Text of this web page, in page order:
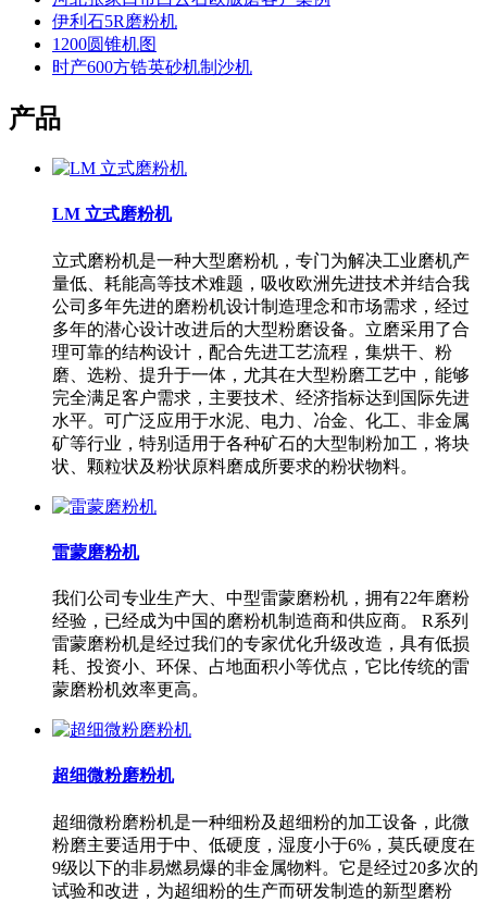
伊利石5R磨粉机
1200圆锥机图
时产600方锆英砂机制沙机
产品
LM 立式磨粉机
立式磨粉机是一种大型磨粉机，专门为解决工业磨机产
量低、耗能高等技术难题，吸收欧洲先进技术并结合我
公司多年先进的磨粉机设计制造理念和市场需求，经过
多年的潜心设计改进后的大型粉磨设备。立磨采用了合
理可靠的结构设计，配合先进工艺流程，集烘干、粉
磨、选粉、提升于一体，尤其在大型粉磨工艺中，能够
完全满足客户需求，主要技术、经济指标达到国际先进
水平。可广泛应用于水泥、电力、冶金、化工、非金属
矿等行业，特别适用于各种矿石的大型制粉加工，将块
状、颗粒状及粉状原料磨成所要求的粉状物料。
雷蒙磨粉机
我们公司专业生产大、中型雷蒙磨粉机，拥有22年磨粉
经验，已经成为中国的磨粉机制造商和供应商。 R系列
雷蒙磨粉机是经过我们的专家优化升级改造，具有低损
耗、投资小、环保、占地面积小等优点，它比传统的雷
蒙磨粉机效率更高。
超细微粉磨粉机
超细微粉磨粉机是一种细粉及超细粉的加工设备，此微
粉磨主要适用于中、低硬度，湿度小于6%，莫氏硬度在
9级以下的非易燃易爆的非金属物料。它是经过20多次的
试验和改进，为超细粉的生产而研发制造的新型磨粉